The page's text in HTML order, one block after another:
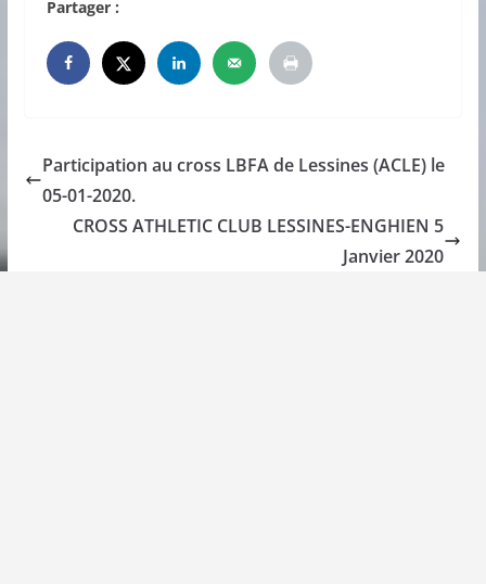
Partager :
Participation au cross LBFA de Lessines (ACLE) le
05-01-2020.
CROSS ATHLETIC CLUB LESSINES-ENGHIEN 5
Janvier 2020